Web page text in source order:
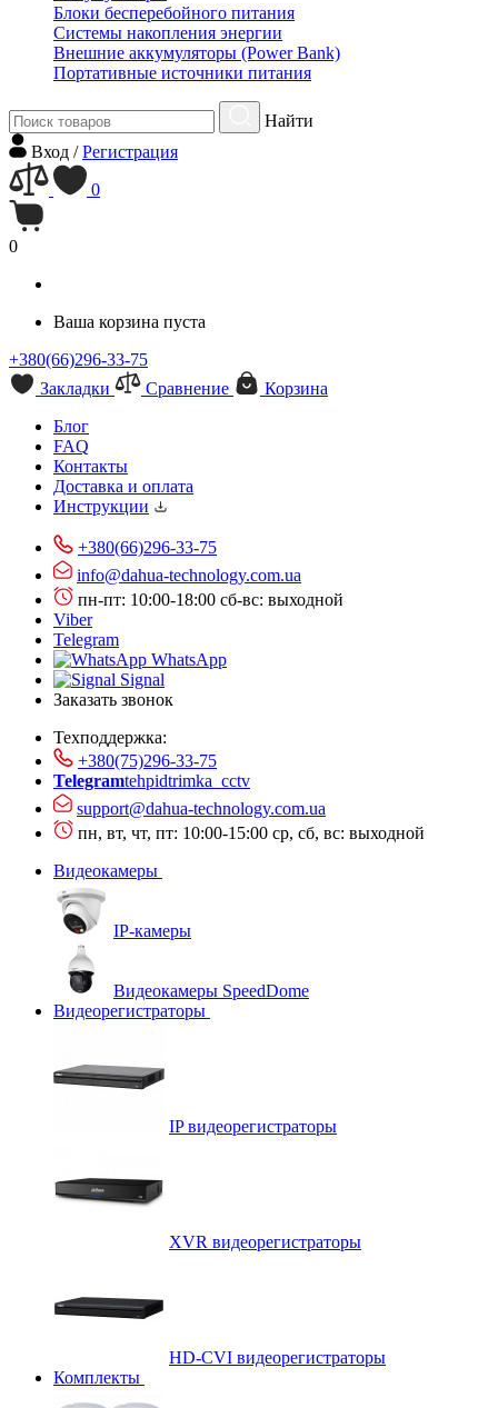
Блоки бесперебойного питания
Системы накопления энергии
Внешние аккумуляторы (Power Bank)
Портативные источники питания
Найти
Вход /Регистрация
0
0
Ваша корзина пуста
+380(66)296-33-75
Закладки
Сравнение
Корзина
Блог
FAQ
Контакты
Доставка и оплата
Инструкции
+380(66)296-33-75
info@dahua-technology.com.ua
пн-пт: 10:00-18:00 сб-вс: выходной
Viber
Telegram
WhatsApp
Signal
Заказать звонок
Техподдержка:
+380(75)296-33-75
Telegramtehpidtrimka_cctv
support@dahua-technology.com.ua
пн, вт, чт, пт: 10:00-15:00 ср, сб, вс: выходной
Видеокамеры
IP-камеры
Видеокамеры SpeedDome
Видеорегистраторы
IP видеорегистраторы
XVR видеорегистраторы
HD-CVI видеорегистраторы
Комплекты